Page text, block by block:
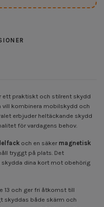
ett praktiskt och stilrent skydd
kombinera mobilskydd och
erbjuder heltäckande skydd
för vardagens behov.
och en säker magnetisk
tryggt på plats. Det
dina kort mot obehörig
13 och ger fri åtkomst till
skyddas både skärm och